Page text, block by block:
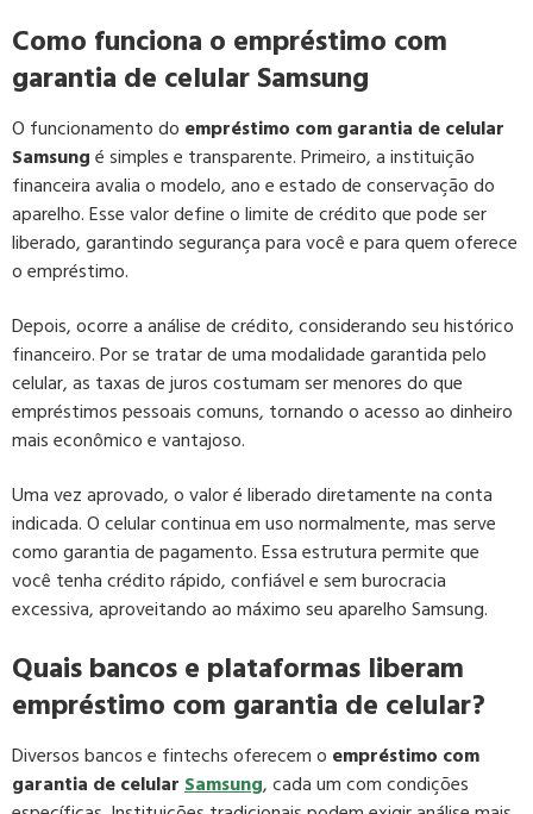
Como funciona o empréstimo com
garantia de celular Samsung
O funcionamento do empréstimo com garantia de celular
Samsungé simples e transparente. Primeiro, a instituição
financeira avalia o modelo, ano e estado de conservação do
aparelho. Esse valor define o limite de crédito que pode ser
liberado, garantindo segurança para você e para quem oferece
o empréstimo.
Depois, ocorre a análise de crédito, considerando seu histórico
financeiro. Por se tratar de uma modalidade garantida pelo
celular, as taxas de juros costumam ser menores do que
empréstimos pessoais comuns, tornando o acesso ao dinheiro
mais econômico e vantajoso.
Uma vez aprovado, o valor é liberado diretamente na conta
indicada. O celular continua em uso normalmente, mas serve
como garantia de pagamento. Essa estrutura permite que
você tenha crédito rápido, confiável e sem burocracia
excessiva, aproveitando ao máximo seu aparelho Samsung.
Quais bancos e plataformas liberam
empréstimo com garantia de celular?
Diversos bancos e fintechs oferecem o empréstimo com
garantia de celularSamsung, cada um com condições